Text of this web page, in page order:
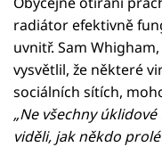
radiátor efektivně
uvnitř. Sam
vysvětlil, že některé
sociálních sítích,
„Ne všechny
viděli, jak někdo